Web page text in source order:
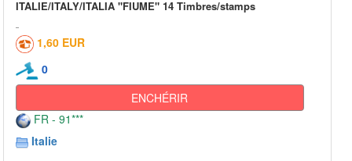
ITALIE/ITALY/ITALIA "FIUME" 14 Timbres/stamps
1,60 EUR
0
ENCHÉRIR
FR - 91***
Italie